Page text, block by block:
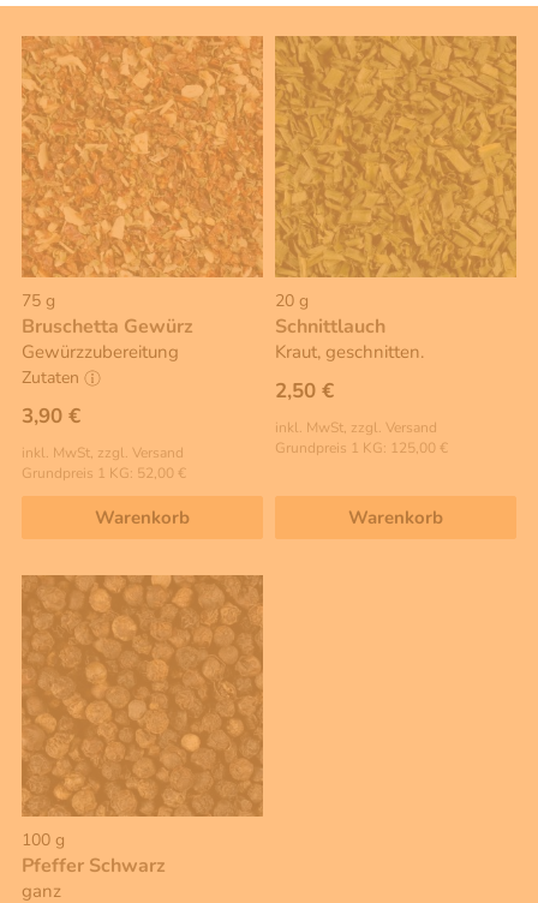
75 g
Bruschetta Gewürz
Gewürzzubereitung
Zutaten
3,90 €
inkl. MwSt, zzgl. Versand
Grundpreis 1 KG: 52,00 €
Warenkorb
20 g
Schnittlauch
Kraut, geschnitten.
2,50 €
inkl. MwSt, zzgl. Versand
Grundpreis 1 KG: 125,00 €
Warenkorb
100 g
Pfeffer Schwarz
ganz